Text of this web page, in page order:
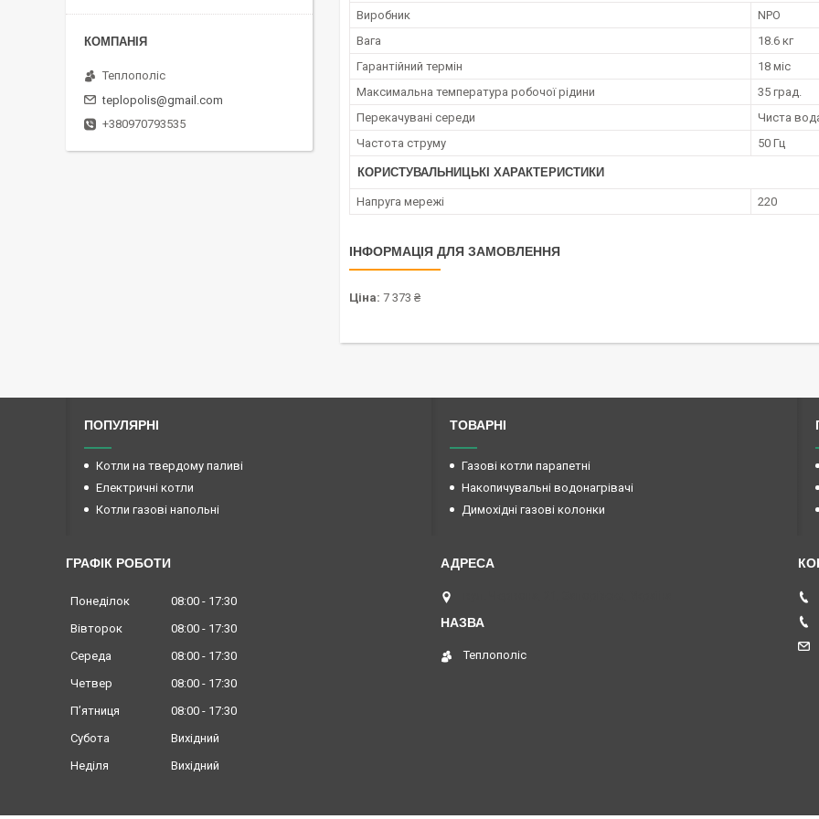
Виробник
NPO
Вага
18.6 кг
Гарантійний термін
18 міс
Максимальна температура робочої рідини
35 град.
Перекачувані середи
Чиста
Частота струму
50 Гц
КОРИСТУВАЛЬНИЦЬКІ ХАРАКТЕРИСТИКИ
Напруга мережі 220
ІНФОРМАЦІЯ ДЛЯ ЗАМОВЛЕННЯ
Ціна: 7 373 ₴
Теплополіс
teplopolis@gmail.com
+380970793535
ПОПУЛЯРНІ
Котли на твердому паливі
Електричні котли
Котли газові напольні
ТОВАРНІ
Газові котли парапетні
Накопичувальні водонагрівачі
Димохідні газові колонки
ГРАФІК РОБОТИ
Понеділок 08:00
17:30
Вівторок
08:00
17:30
Середа
08:00
17:30
Четвер
08:00
17:30
Пʼятниця
08:00
17:30
Субота
Вихідний
Неділя
Вихідний
Теплополіс